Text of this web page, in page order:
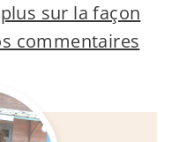
sur la façon
commentaires